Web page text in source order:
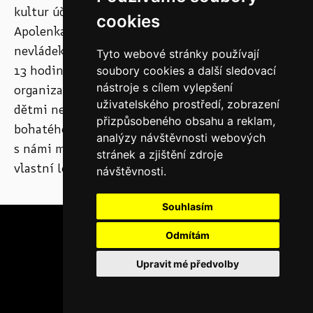
cookies
Tyto webové stránky používají
soubory cookies a další sledovací
nástroje s cílem vylepšení
uživatelského prostředí, zobrazení
přizpůsobeného obsahu a reklam,
analýzy návštěvnosti webových
stránek a zjištění zdroje
návštěvnosti.
Souhlasím
Odmítám
Upravit mé předvolby
kultur účastní Hravého odpoledne na farmě
Apolenka ve Spojilu, které pořádá Koalice
nevládek Pardubicka. Přijďte se v úterý 11. září od
13 hodin podívat na zvířátka a podpořit
organizace a lidi pracující s handicapovanými
dětmi nebo se věnující ochraně přírody. V rámci
bohatého doprovodného programu si
s námi můžete vyrobit a přinést domů svoji
vlastní loutku.